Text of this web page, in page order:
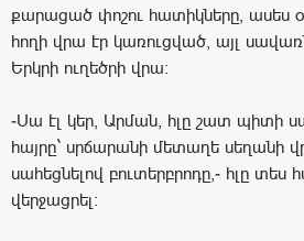
քարացած փոշու հատիկները, ասես
հողի վրա էր կառուցված, այլ
Երկրի ուղեծրի վրա:
-Սա էլ կեր, Արման, հլը շատ պիտի
հայրը` սրճարանի մետաղե սեղանի
սահեցնելով բուտերբրոդը,- հլը տես
վերջացրել: